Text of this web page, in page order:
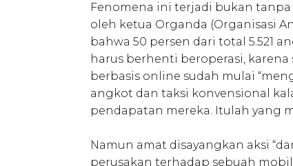
Fenomena ini terjadi bukan
oleh ketua Organda (Organisasi
bahwa 50 persen dari total 5.521
harus berhenti beroperasi,
berbasis online sudah mulai
angkot dan taksi konvensional
pendapatan mereka. Itulah yang
Namun amat disayangkan aksi
perusakan terhadap sebuah